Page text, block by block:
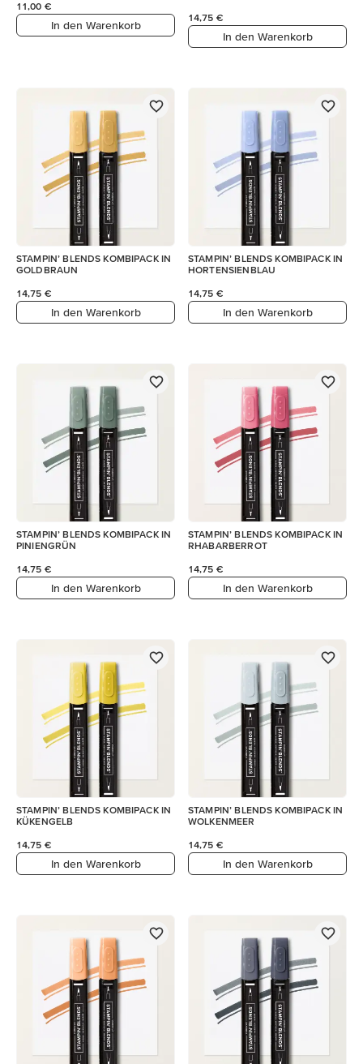
11,00 €
In den Warenkorb
14,75 €
In den Warenkorb
STAMPIN’ BLENDS KOMBIPACK IN
GOLDBRAUN
14,75 €
In den Warenkorb
STAMPIN’ BLENDS KOMBIPACK IN
HORTENSIENBLAU
14,75 €
In den Warenkorb
STAMPIN’ BLENDS KOMBIPACK IN
PINIENGRÜN
14,75 €
In den Warenkorb
STAMPIN’ BLENDS KOMBIPACK IN
RHABARBERROT
14,75 €
In den Warenkorb
STAMPIN’ BLENDS KOMBIPACK IN
KÜKENGELB
14,75 €
In den Warenkorb
STAMPIN’ BLENDS KOMBIPACK IN
WOLKENMEER
14,75 €
In den Warenkorb